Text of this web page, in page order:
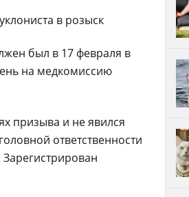
был в 17 февраля в
на медкомиссию
призыва и не явился
ответственности